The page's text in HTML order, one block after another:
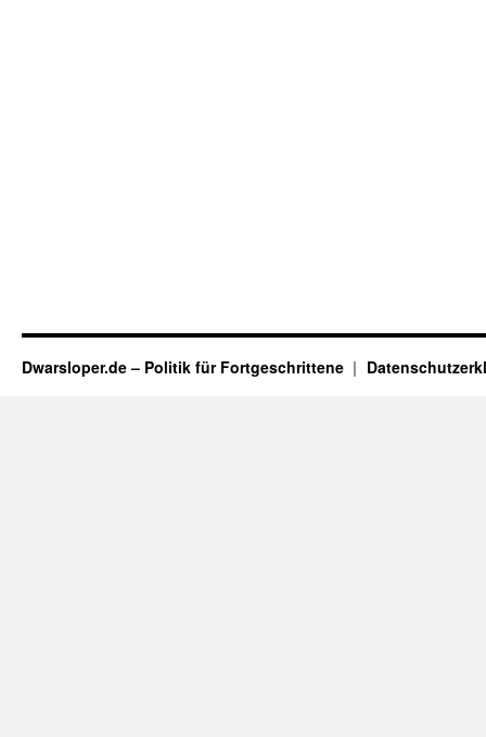
Dwarsloper.de – Politik für Fortgeschrittene